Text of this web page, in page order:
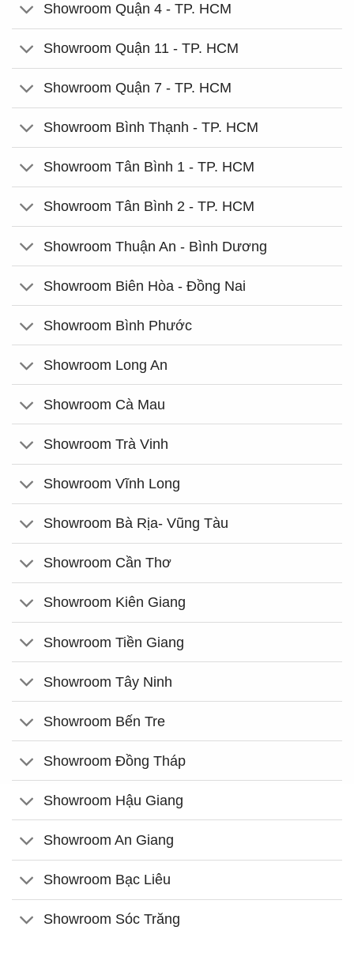
Showroom Quận 4 - TP. HCM
Showroom Quận 11 - TP. HCM
Showroom Quận 7 - TP. HCM
Showroom Bình Thạnh - TP. HCM
Showroom Tân Bình 1 - TP. HCM
Showroom Tân Bình 2 - TP. HCM
Showroom Thuận An - Bình Dương
Showroom Biên Hòa - Đồng Nai
Showroom Bình Phước
Showroom Long An
Showroom Cà Mau
Showroom Trà Vinh
Showroom Vĩnh Long
Showroom Bà Rịa- Vũng Tàu
Showroom Cần Thơ
Showroom Kiên Giang
Showroom Tiền Giang
Showroom Tây Ninh
Showroom Bến Tre
Showroom Đồng Tháp
Showroom Hậu Giang
Showroom An Giang
Showroom Bạc Liêu
Showroom Sóc Trăng